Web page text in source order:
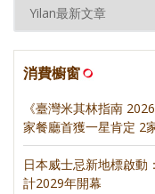
消費櫥窗
《臺灣米其林指南
家餐廳首獲一星肯定 2
日本威士忌新地標啟動
計2029年開幕